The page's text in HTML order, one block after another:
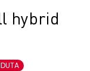
hybrid